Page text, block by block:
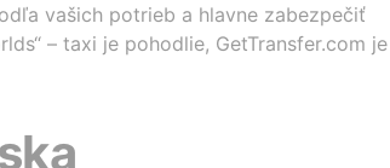
vašich potrieb a hlavne zabezpečiť
– taxi je pohodlie, GetTransfer.com je